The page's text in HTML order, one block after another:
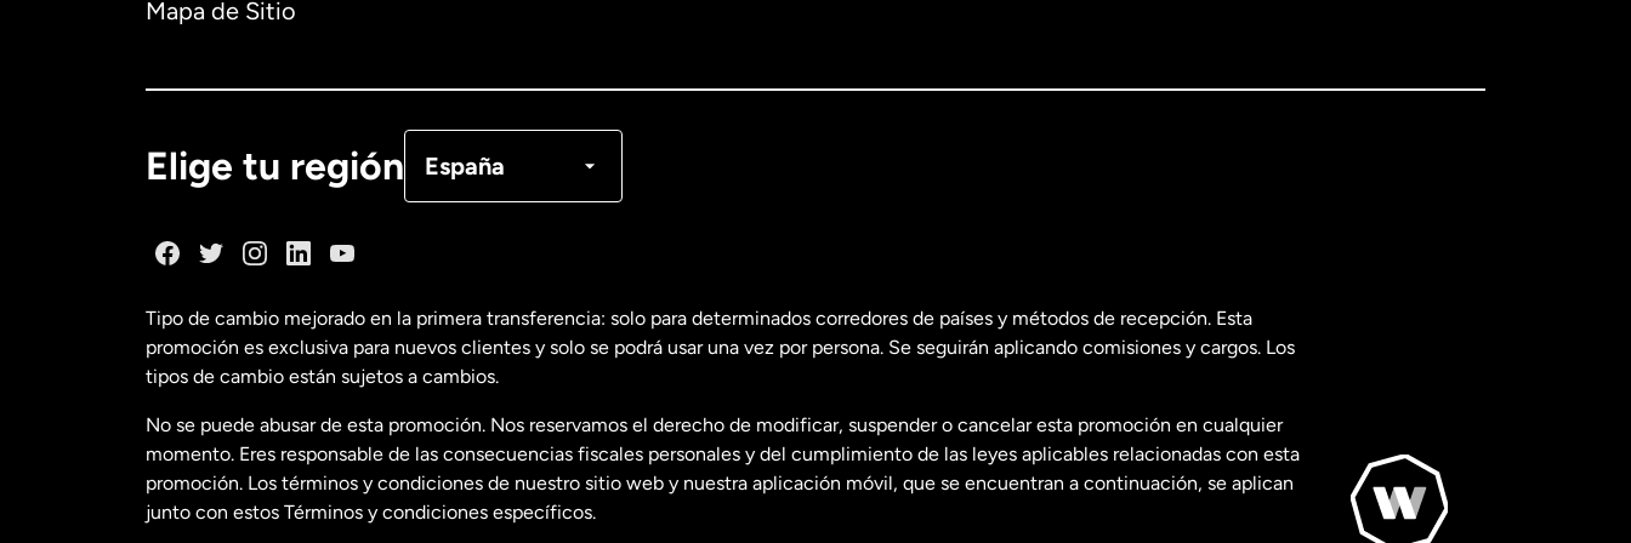
Mapa de Sitio
Elige tu región España
Estados Unidos English
Estados Unidos Español
Francia
Tipo de cambio mejorado en la primera transferencia: solo para determinados corredores de países y métodos de recepción. Esta
promoción es exclusiva para nuevos clientes y solo se podrá usar una vez por persona. Se seguirán aplicando comisiones y cargos. Los
tipos de cambio están sujetos a cambios.
No se puede abusar de esta promoción. Nos reservamos el derecho de modificar, suspender o cancelar esta promoción en cualquier
momento. Eres responsable de las consecuencias fiscales personales y del cumplimiento de las leyes aplicables relacionadas con esta
promoción. Los términos y condiciones de nuestro sitio web y nuestra aplicación móvil, que se encuentran a continuación, se aplican
junto con estos Términos y condiciones específicos.